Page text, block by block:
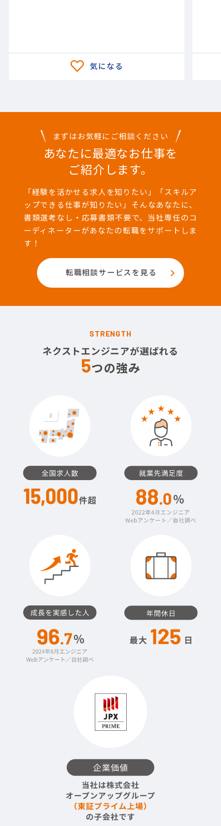
まずはお気軽にご相談ください
あなたに最適なお仕事を
ご紹介します。
「経験を活かせる求人を知りたい」「スキルア
ップできる仕事が知りたい」そんなあなたに、
書類選考なし・応募書類不要で、当社専任のコ
ーディネーターがあなたの転職をサポートしま
す！
転職相談サービスを見る
STRENGTH
ネクストエンジニアが選ばれる
5つの強み